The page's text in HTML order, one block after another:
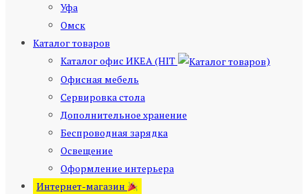
Уфа
Омск
Каталог товаров
Каталог офис ИКЕА (HIT
)
Офисная мебель
Сервировка стола
Дополнительное хранение
Беспроводная зарядка
Освещение
Оформление интерьера
Интернет-магазин